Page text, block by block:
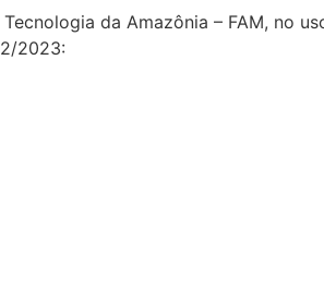
da Amazônia – FAM, no
2023: